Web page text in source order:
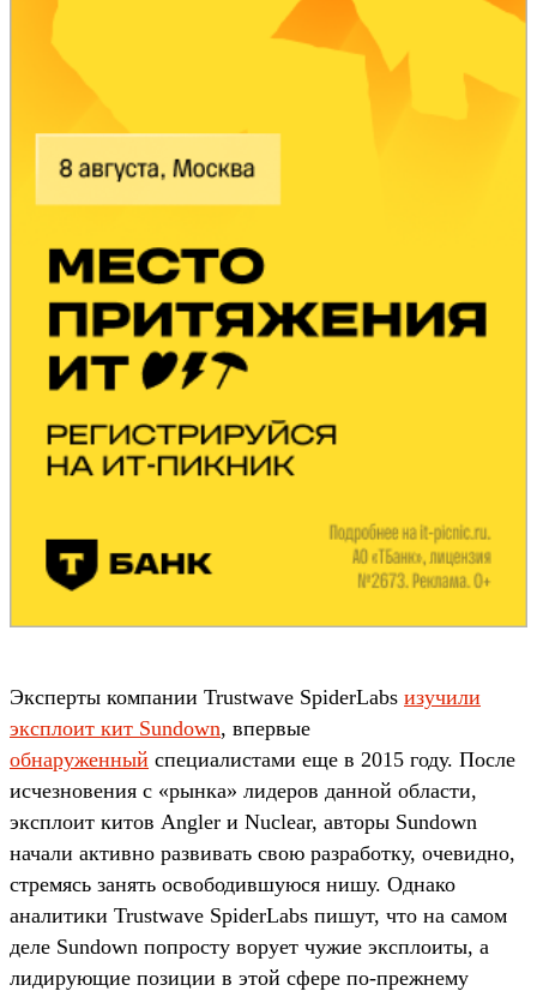
Эксперты компании Trustwave SpiderLabs изучили
эксплоит кит Sundown, впервые
обнаруженный специалистами еще в 2015 году. После
исчезновения с «рынка» лидеров данной области,
эксплоит китов Angler и Nuclear, авторы Sundown
начали активно развивать свою разработку, очевидно,
стремясь занять освободившуюся нишу. Однако
аналитики Trustwave SpiderLabs пишут, что на самом
деле Sundown попросту ворует чужие эксплоиты, а
лидирующие позиции в этой сфере по-прежнему